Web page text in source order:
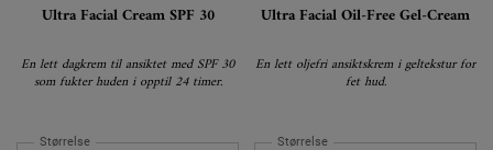
Ultra Facial Cream SPF 30
En lett dagkrem til ansiktet med SPF 30
som fukter huden i opptil 24 timer.
Størrelse
Ultra Facial Oil-Free Gel-Cream
En lett oljefri ansiktskrem i geltekstur for
fet hud.
Størrelse